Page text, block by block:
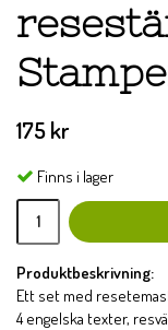
175 kr
Finns i lager
Produktbeskrivning:
Ett set med
4 engelska texter,